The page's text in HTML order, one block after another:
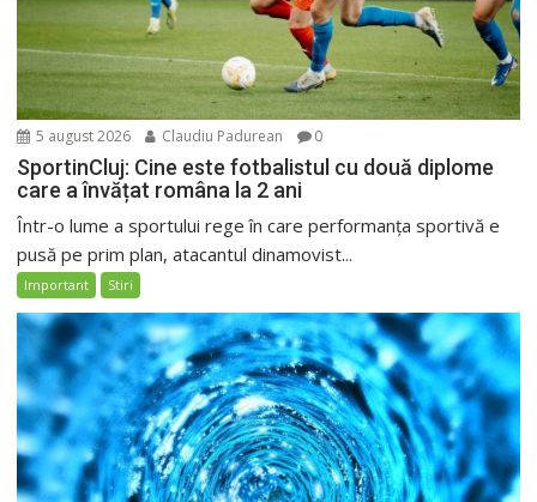
5 august 2026 Claudiu Padurean 0
SportinCluj: Cine este fotbalistul cu două diplome
care a învățat româna la 2 ani
Într-o lume a sportului rege în care performanța sportivă e
pusă pe prim plan, atacantul dinamovist...
Important Stiri